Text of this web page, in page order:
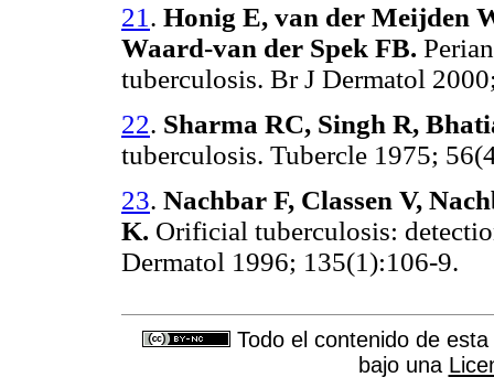
21 . Honig E, van der Meijden
Waard-van der Spek FB.
tuberculosis. Br J Dermatol
22. Sharma RC, Singh R,
tuberculosis. Tubercle 1975;
23. Nachbar F, Classen V,
K. Orificial tuberculosis:
Dermatol 1996; 135(1):106-9.
Todo el contenido de
bajo una